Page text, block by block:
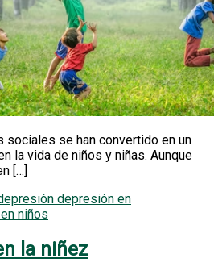
sociales se han convertido en un
la vida de niños y niñas. Aunque
[…]
depresión en
niños
la niñez